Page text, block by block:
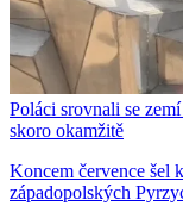
Poláci srovnali se
skoro okamžitě
Koncem července šel
západopolských